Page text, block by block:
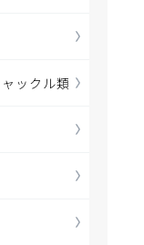
ックル類